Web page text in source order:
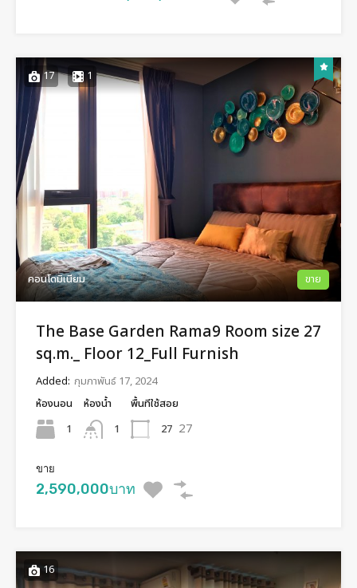
17 1
คอนโดมิเนียม ขาย
The Base Garden Rama9 Room size 27
sq.m._ Floor 12_Full Furnish
Added: กุมภาพันธ์ 17, 2024
ห้องนอน
1
ห้องน้ำ
1
พื้นทีใช้สอย
27 27
ขาย
2,590,000บาท
16